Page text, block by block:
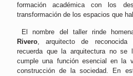
formación académica con los
transformación de los espacios que
El nombre del taller rinde
Rivero, arquitecto de reconocida
recuerda que la arquitectura no se
cumple una función esencial en la
construcción de la sociedad. En